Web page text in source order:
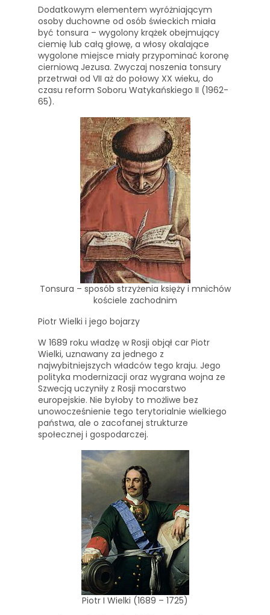
Dodatkowym elementem wyróżniającym
osoby duchowne od osób świeckich miała
być tonsura – wygolony krążek obejmujący
ciemię lub całą głowę, a włosy okalające
wygolone miejsce miały przypominać koronę
cierniową Jezusa. Zwyczaj noszenia tonsury
przetrwał od VII aż do połowy XX wieku, do
czasu reform Soboru Watykańskiego II (1962-
65).
Tonsura – sposób strzyżenia księży i mnichów
kościele zachodnim
Piotr Wielki i jego bojarzy
W 1689 roku władzę w Rosji objął car Piotr
Wielki, uznawany za jednego z
najwybitniejszych władców tego kraju. Jego
polityka modernizacji oraz wygrana wojna ze
Szwecją uczyniły z Rosji mocarstwo
europejskie. Nie byłoby to możliwe bez
unowocześnienie tego terytorialnie wielkiego
państwa, ale o zacofanej strukturze
społecznej i gospodarczej.
Piotr I Wielki (1689 – 1725)